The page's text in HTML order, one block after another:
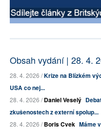
Obsah vydání | 28. 4.
28. 4. 2026 /Krize na Blízkém
USA co nej...
28. 4. 2026 /Daniel Veselý
zkušenostech z externí spolup...
28. 4. 2026 /Boris Cvek Máme